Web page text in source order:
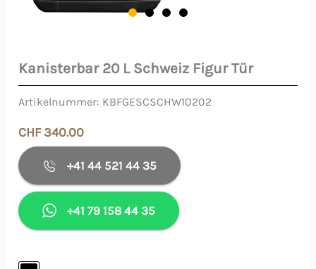
Kanisterbar 20 L Schweiz Figur Tür
Artikelnummer: KBFGESCSCHW10202
CHF340.00
+41 44 521 44 35
+41 79 158 44 35
Kanisterbar
Schweiz
Figur
Tür
Menge